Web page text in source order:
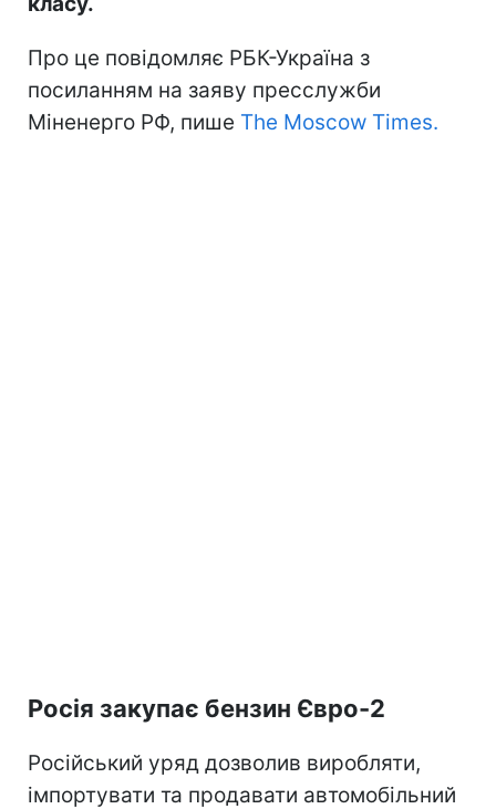
Про це повідомляє РБК-Україна з
посиланням на заяву пресслужби
Міненерго РФ, пише The Moscow Times.
Росія закупає бензин Євро-2
Російський уряд дозволив виробляти,
імпортувати та продавати автомобільний